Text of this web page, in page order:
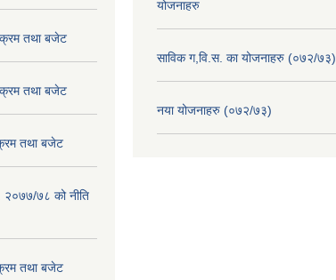
तथा बजेट
तथा बजेट
तथा बजेट
२०७७/७८ को नीति
तथा बजेट
योजनाहरु
साविक ग,वि.स. का योजनाहरु (०७२/७३)
नया योजनाहरु (०७२/७३)